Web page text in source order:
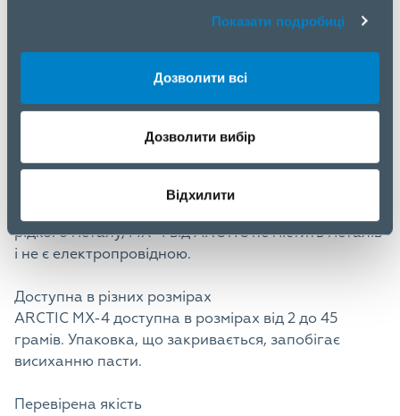
Показати подробиці
Дозволити всі
Дозволити вибір
Відхилити
обов'язково вимагає високої ціни.
Завдяки своїй консистенції MX-4 легко наноситься
навіть початківцями. Відео нижче демонструє
кишень між процесорами та кулерами.
Безпечне використання
рідкого металу, MX-4 від ARCTIC не містить металів
і не є електропровідною.
Доступна в різних розмірах
ARCTIC MX-4 доступна в розмірах від 2 до 45
грамів. Упаковка, що закривається, запобігає
висиханню пасти.
Перевірена якість